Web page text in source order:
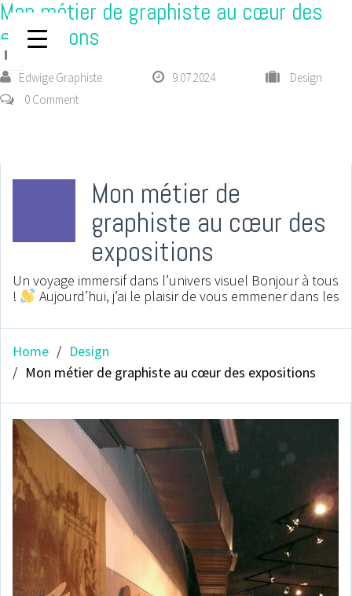
Mon métier de
graphiste au cœur des
expositions
Un voyage immersif dans l’univers visuel Bonjour à tous
!
Aujourd’hui, j’ai le plaisir de vous emmener dans les
Home
Design
Mon métier de graphiste au cœur des expositions
Mon métier de graphiste au cœur des
expositions
Edwige Graphiste 9.07.2024
Design
0 Comment